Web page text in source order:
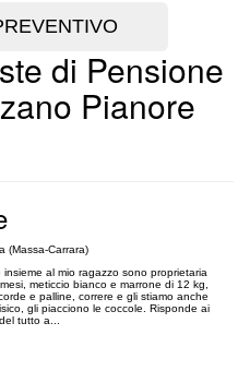
di Pensione
Pianore
(Massa-Carrara)
al mio ragazzo sono proprietaria
meticcio bianco e marrone di 12 kg,
e palline, correre e gli stiamo anche
gli piacciono le coccole. Risponde ai
tutto a...